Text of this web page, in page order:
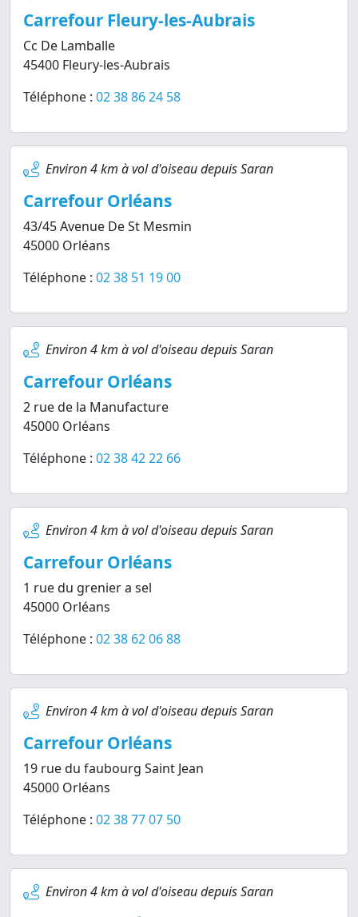
Carrefour Fleury-les-Aubrais
Cc De Lamballe
45400 Fleury-les-Aubrais
Téléphone : 02 38 86 24 58
Environ 4 km à vol d'oiseau depuis Saran
Carrefour Orléans
43/45 Avenue De St Mesmin
45000 Orléans
Téléphone : 02 38 51 19 00
Environ 4 km à vol d'oiseau depuis Saran
Carrefour Orléans
2 rue de la Manufacture
45000 Orléans
Téléphone : 02 38 42 22 66
Environ 4 km à vol d'oiseau depuis Saran
Carrefour Orléans
1 rue du grenier a sel
45000 Orléans
Téléphone : 02 38 62 06 88
Environ 4 km à vol d'oiseau depuis Saran
Carrefour Orléans
19 rue du faubourg Saint Jean
45000 Orléans
Téléphone : 02 38 77 07 50
Environ 4 km à vol d'oiseau depuis Saran